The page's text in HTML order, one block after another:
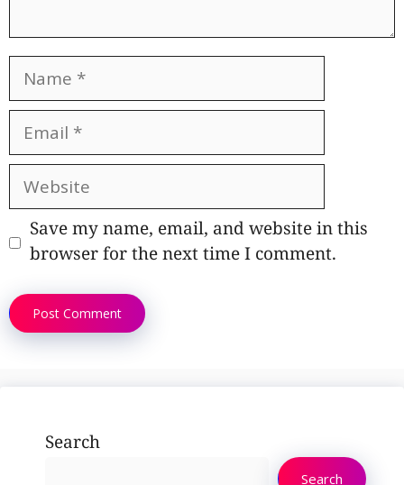
Name
Email
Website
Save my name, email, and website in this
browser for the next time I comment.
Search
Search